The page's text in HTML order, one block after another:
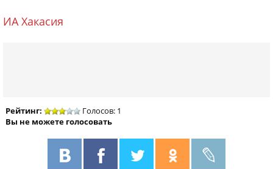
ИА Хакасия
Рейтинг:
Голосов: 1
Вы не можете голосовать